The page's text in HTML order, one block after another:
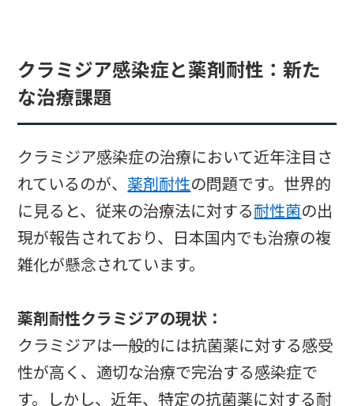
クラミジア感染症と薬剤耐性：新た
な治療課題
クラミジア感染症の治療において近年注目さ
れているのが、 薬剤耐性の問題です。世界的
に見ると、従来の治療法に対する耐性菌の出
現が報告されており、日本国内でも治療の複
雑化が懸念されています。
薬剤耐性クラミジアの現状：
クラミジアは一般的には抗菌薬に対する感受
性が高く、適切な治療で完治する感染症で
す。しかし、近年、特定の抗菌薬に対する耐